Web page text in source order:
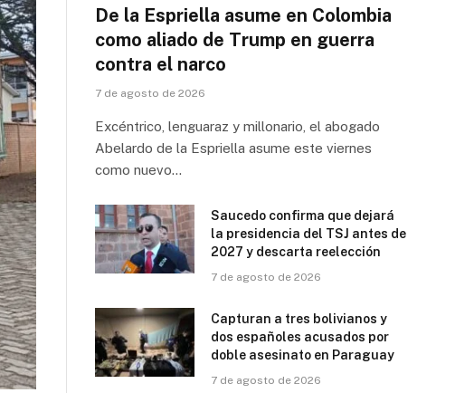
De la Espriella asume en Colombia
como aliado de Trump en guerra
contra el narco
7 de agosto de 2026
Excéntrico, lenguaraz y millonario, el abogado
Abelardo de la Espriella asume este viernes
como nuevo…
Saucedo confirma que dejará
la presidencia del TSJ antes de
2027 y descarta reelección
7 de agosto de 2026
Capturan a tres bolivianos y
dos españoles acusados por
doble asesinato en Paraguay
7 de agosto de 2026